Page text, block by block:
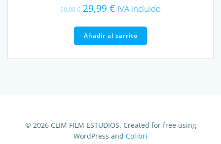
99,00€ El
original
era:
99,00 €.
29,99 €El
actual
es:
29,99 €.
IVA incluido
Añadir al carrito
© 2026 CLIM FILM ESTUDIOS. Created for free using
WordPress and Colibri